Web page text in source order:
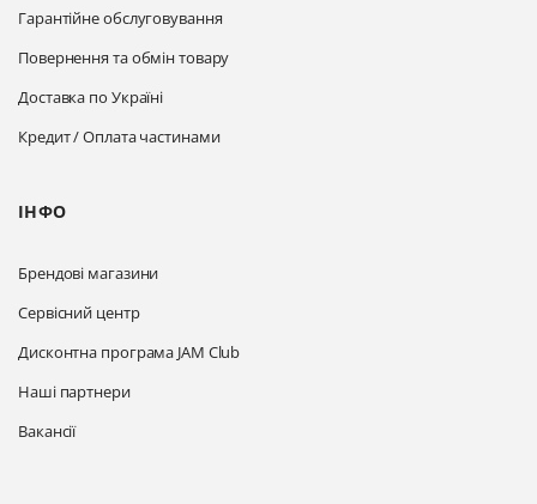
Гарантійне обслуговування
Повернення та обмін товару
Доставка по Україні
Кредит / Оплата частинами
ІНФО
Брендові магазини
Сервісний центр
Дисконтна програма JAM Club
Наші партнери
Вакансії